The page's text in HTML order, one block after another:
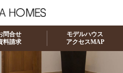
問合せ
料請求
モデルハウス
アクセスMAP